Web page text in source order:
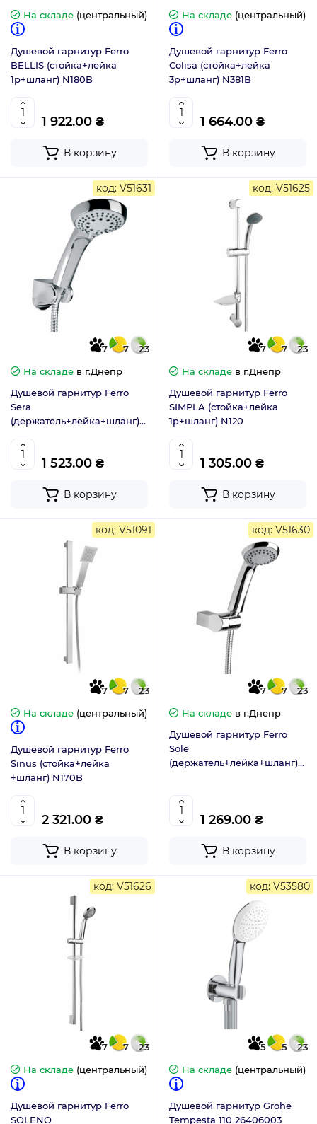
На складе (центральный)
Душевой гарнитур Ferro
BELLIS (стойка+лейка
1р+шланг) N180B
1 922.00 ₴
В корзину
На складе (центральный)
Душевой гарнитур Ferro
Colisa (стойка+лейка
3р+шланг) N381B
1 664.00 ₴
В корзину
код: V51631
7 7
23
На складе в г.Днепр
Душевой гарнитур Ferro
Sera
(держатель+лейка+шланг)
1 523.00 ₴
В корзину
код: V51625
7 7
23
На складе в г.Днепр
Душевой гарнитур Ferro
SIMPLA (стойка+лейка
1р+шланг) N120
1 305.00 ₴
В корзину
код: V51091
7 7
23
На складе (центральный)
Душевой гарнитур Ferro
Sinus (стойка+лейка
+шланг) N170B
2 321.00 ₴
В корзину
код: V51630
7 7
23
На складе в г.Днепр
Душевой гарнитур Ferro
Sole
(держатель+лейка+шланг)
1 269.00 ₴
В корзину
код: V51626
7 7
23
На складе (центральный)
Душевой гарнитур Ferro
SOLENO
код: V53580
5 5
23
На складе (центральный)
Душевой гарнитур Grohe
Tempesta 110 26406003